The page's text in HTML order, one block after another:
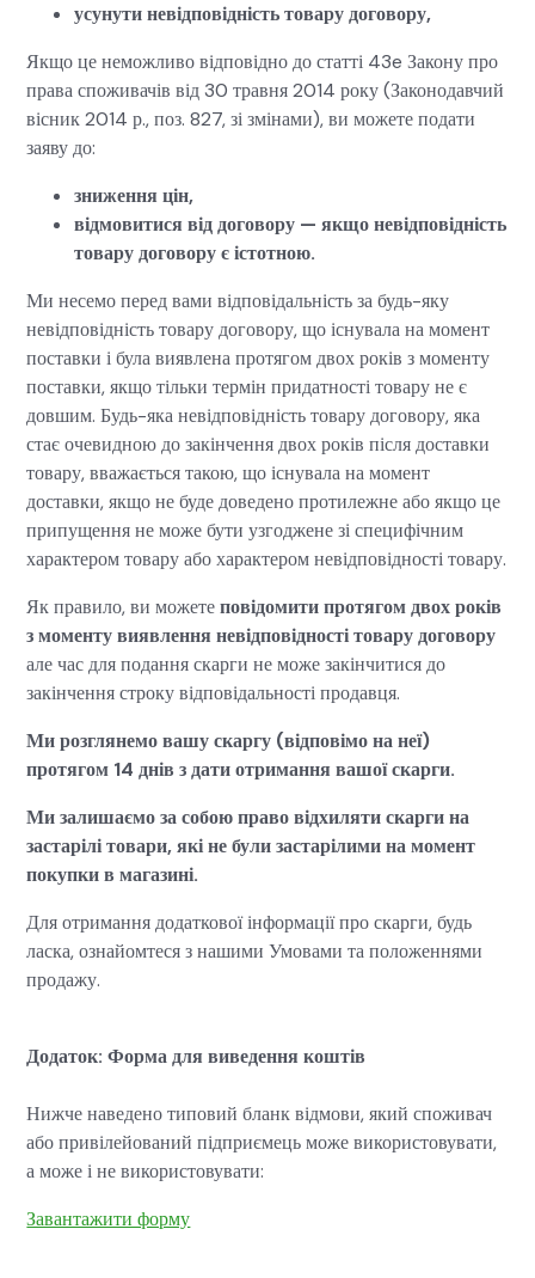
усунути невідповідність товару договору,
Якщо це неможливо відповідно до статті 43e Закону про
права споживачів від 30 травня 2014 року (Законодавчий
вісник 2014 р., поз. 827, зі змінами), ви можете подати
заяву до:
зниження цін,
відмовитися від договору — якщо невідповідність
товару договору є істотною.
Ми несемо перед вами відповідальність за будь-яку
невідповідність товару договору, що існувала на момент
поставки і була виявлена протягом двох років з моменту
поставки, якщо тільки термін придатності товару не є
довшим. Будь-яка невідповідність товару договору, яка
стає очевидною до закінчення двох років після доставки
товару, вважається такою, що існувала на момент
доставки, якщо не буде доведено протилежне або якщо це
припущення не може бути узгоджене зі специфічним
характером товару або характером невідповідності товару.
Як правило, ви можетеповідомити протягом двох років
з моменту виявлення невідповідності товару договору
але час для подання скарги не може закінчитися до
закінчення строку відповідальності продавця.
Ми розглянемо вашу скаргу (відповімо на неї)
протягом 14 днів з дати отримання вашої скарги.
Ми залишаємо за собою право відхиляти скарги на
застарілі товари, які не були застарілими на момент
покупки в магазині.
Для отримання додаткової інформації про скарги, будь
ласка, ознайомтеся з нашими Умовами та положеннями
продажу.
Додаток: Форма для виведення коштів
Нижче наведено типовий бланк відмови, який споживач
або привілейований підприємець може використовувати,
а може і не використовувати:
Завантажити форму